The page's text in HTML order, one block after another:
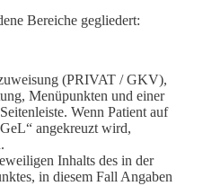
Bereiche gegliedert:
(PRIVAT / GKV),
Menüpunkten und einer
Wenn Patient auf
angekreuzt wird,
Inhalts des in der
in diesem Fall Angaben